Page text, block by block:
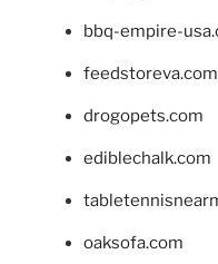
bbq-empire-
feedstoreva.com
drogopets.com
ediblechalk.com
oaksofa.com